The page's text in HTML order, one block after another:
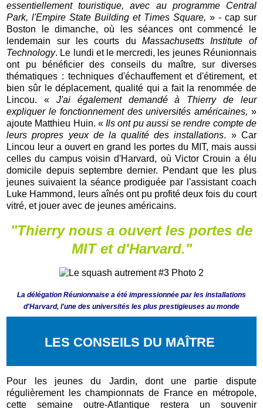
essentiellement touristique, avec au programme Central
Park, l'Empire State Building et Times Square, » - cap sur
Boston le dimanche, où les séances ont commencé le
lendemain sur les courts duMassachusetts Institute of
Technology. Le lundi et le mercredi, les jeunes Réunionnais
ont pu bénéficier des conseils du maître,sur diverses
thématiques : techniques d'échauffement et d'étirement, et
bien sûr le déplacement, qualité qui a fait la renommée de
Lincou. « J'ai également demandé à Thierry de leur
expliquer le fonctionnement des universités américaines, »
ajoute Matthieu Huin. «Ils ont pu aussi se rendre compte de
leurs propres yeux de la qualité des installations. » Car
Lincou leur a ouvert en grand les portes du MIT, mais aussi
celles du campus voisin d'Harvard, où Victor Crouin a élu
domicile depuis septembre dernier. Pendant que les plus
jeunes suivaient la séance prodiguée par l'assistant coach
Luke Hammond, leurs aînés ont pu profité deux fois du court
vitré, et jouer avec de jeunes américains.
"Thierry nous a ouvert les portes de
MIT et d'Harvard."
La délégation Réunionnaise a été impressionnée par les installations
d'Harvard, l'une des universités les plus prestigieuses au monde
LES CONSEILS DU MAÎTRE
Pour les jeunes du Jardin, dont une partie dispute
régulièrement les championnats de France en métropole,
cette semaine outre-Atlantique restera un souvenir